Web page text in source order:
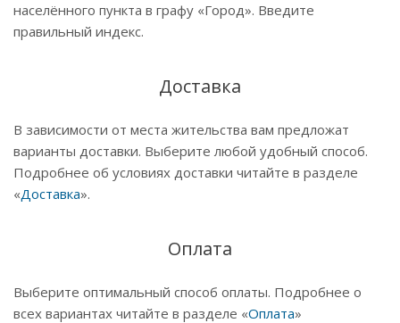
населённого пункта в графу «Город». Введите
правильный индекс.
Доставка
В зависимости от места жительства вам предложат
варианты доставки. Выберите любой удобный способ.
Подробнее об условиях доставки читайте в разделе
«Доставка».
Оплата
Выберите оптимальный способ оплаты. Подробнее о
всех вариантах читайте в разделе «Оплата»